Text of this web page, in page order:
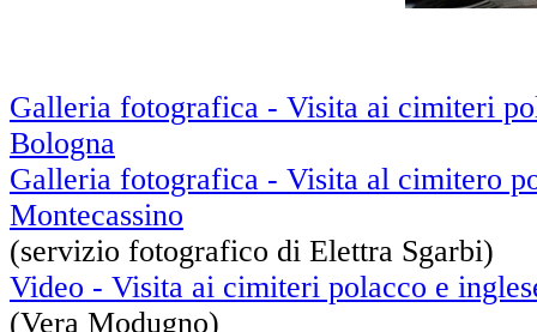
Galleria fotografica - Visita ai cimiteri
Bologna
Galleria fotografica - Visita al cimitero
Montecassino
(servizio fotografico di Elettra Sgarbi)
Video - Visita ai cimiteri polacco e
(Vera Modugno)